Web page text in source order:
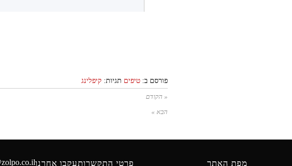
פורסם ב: טיפים תגיות: קיפלינג
« הקודם
הבא »
מפת האתר פרטי התקשרותעקבו אחרנו